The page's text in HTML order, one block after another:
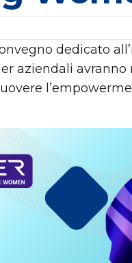
dedicato
aziendali avranno